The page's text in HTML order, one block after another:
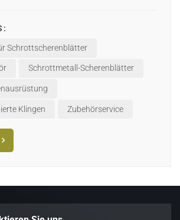
und beeinflusst direkt die
und die Scherqualität. Ein zu
Spalt die Scherleistung und die
beeinträchtigt. Einfluss des Klingenspalts
Ein zu kleiner oder zu großer
Materialien verbessern. Einfluss
:
Schrottscherenblätter
Schrottmetall-Scherenblätter
Klingen Zubehörservice